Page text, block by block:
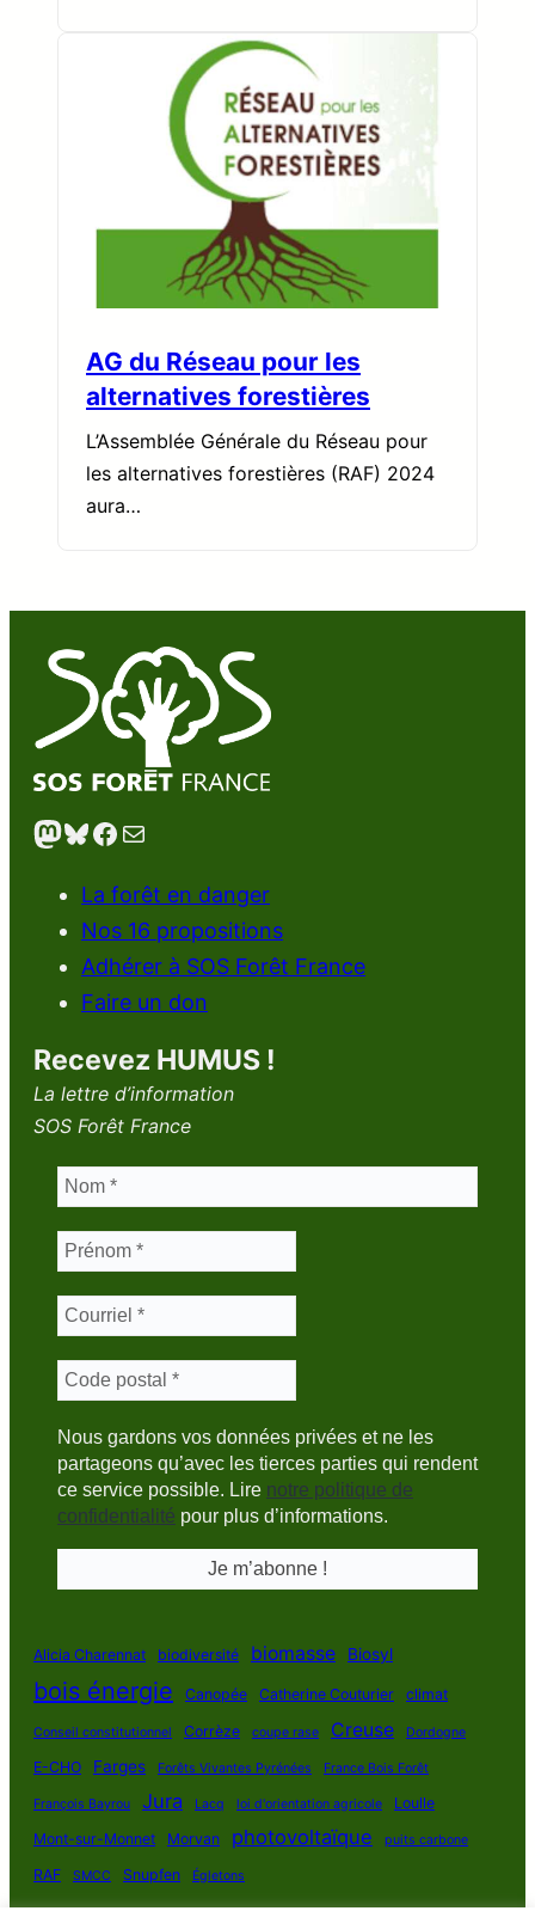
AG du Réseau pour les
alternatives forestières
L’Assemblée Générale du Réseau pour
les alternatives forestières (RAF) 2024
aura…
Mastodon Bluesky Facebook E-mail
La forêt en danger
Nos 16 propositions
Adhérer à SOS Forêt France
Faire un don
Recevez HUMUS !
La lettre d’information
SOS Forêt France
Nous gardons vos données privées et ne les
partageons qu’avec les tierces parties qui rendent
ce service possible. Lire notre politique de
confidentialité pour plus d’informations.
Alicia Charennat biodiversité biomasse Biosyl
bois énergie Canopée Catherine Couturier climat
Conseil constitutionnel Corrèze coupe rase Creuse Dordogne
E-CHO Farges Forêts Vivantes Pyrénées France Bois Forêt
François Bayrou Jura Lacq loi d'orientation agricole
Loulle
Mont-sur-Monnet
Morvan photovoltaïque puits carbone
RAF SMCC Snupfen Égletons